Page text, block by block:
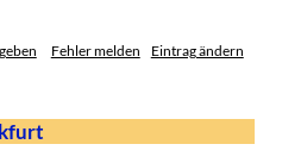
Fehler melden Eintrag ändern